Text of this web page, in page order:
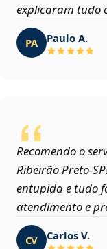
explicaram tudo
PA Paulo A.
Recomendo o
Ribeirão
entupida e tudo
atendimento e
CV Carlos V.